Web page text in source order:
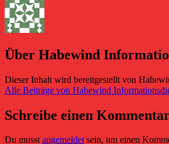
Über Habewind
Dieser Inhalt wird bereitgestellt von
Alle Beiträge von Habewind
Schreibe einen
Du musstangemeldetsein, um einen